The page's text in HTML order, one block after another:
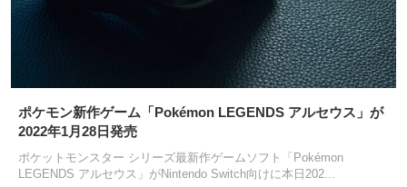
ポケモン新作ゲーム「Pokémon LEGENDS アルセウス」が
2022年1月28日発売
ポケットモンスター シリーズ最新作ゲームソフト「Pokémon
LEGENDS アルセウス」がNintendo Switch向けに本日202...